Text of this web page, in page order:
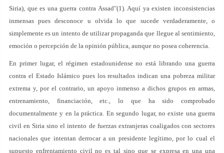
Siria), que es una guerra contra Assad"(1). Aquí ya existen inconsistencias
inmensas pues desconoce u olvida lo que sucede verdaderamente, o
simplemente es un intento de utilizar propaganda que llegue al sentimiento,
emoción o percepción de la opinión pública, aunque no posea coherencia.
En primer lugar, el régimen estadounidense no está librando una guerra
contra el Estado Islámico pues los resultados indican una pobreza militar
extrema y, por el contrario, un apoyo inmenso a dichos grupos en armas,
entrenamiento, financiación, etc., lo que ha sido comprobado
documentalmente y en la práctica. En segundo lugar, no existe una guerra
civil en Siria sino el intento de fuerzas extranjeras coaligados con sectores
nacionales que intentan derrocar a un presidente legítimo, por lo cual el
supuesto enfrentamiento civil no es tal sino que se expresa en una una